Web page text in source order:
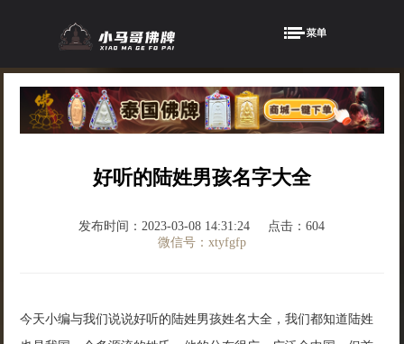
好听的陆姓男孩名字大全
发布时间：2023-03-08 14:31:24
点击：604
微信号：xtyfgfp
今天小编与我们说说好听的陆姓男孩姓名大全，我们都知道陆姓